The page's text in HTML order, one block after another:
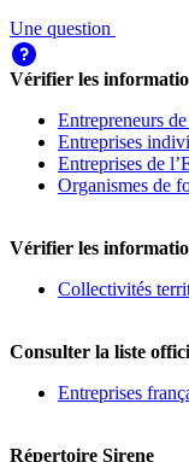
Une question
Vérifier les
Entrepreneurs
Entreprises
Entreprises de
Organismes de
Vérifier les
Collectivités
Consulter la liste
Entreprises
Répertoire Sirene